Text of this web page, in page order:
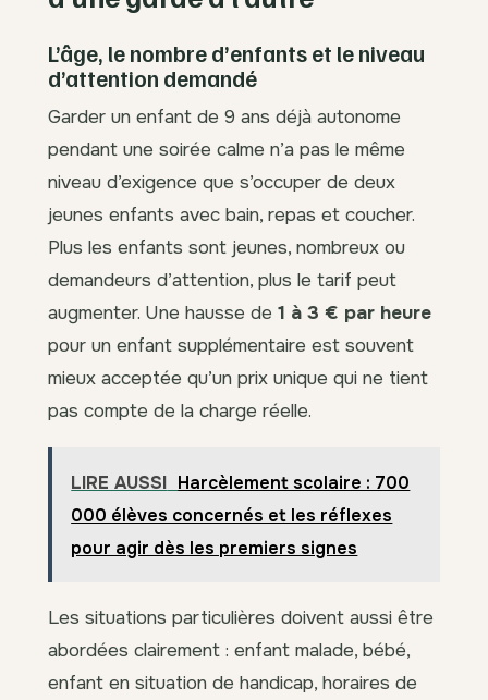
L’âge, le nombre d’enfants et le niveau
d’attention demandé
Garder un enfant de 9 ans déjà autonome
pendant une soirée calme n’a pas le même
niveau d’exigence que s’occuper de deux
jeunes enfants avec bain, repas et coucher.
Plus les enfants sont jeunes, nombreux ou
demandeurs d’attention, plus le tarif peut
augmenter. Une hausse de 1 à 3 € par heure
pour un enfant supplémentaire est souvent
mieux acceptée qu’un prix unique qui ne tient
pas compte de la charge réelle.
LIRE AUSSI Harcèlement scolaire : 700
000 élèves concernés et les réflexes
pour agir dès les premiers signes
Les situations particulières doivent aussi être
abordées clairement : enfant malade, bébé,
enfant en situation de handicap, horaires de